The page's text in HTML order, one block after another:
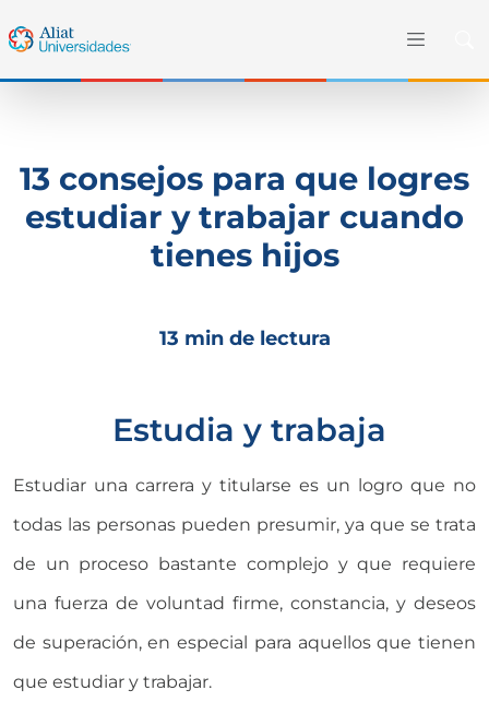
13 consejos para que logres
estudiar y trabajar cuando
tienes hijos
13 min de lectura
Estudia y trabaja
Estudiar una carrera y titularse es un logro que no
todas las personas pueden presumir, ya que se trata
de un proceso bastante complejo y que requiere
una fuerza de voluntad firme, constancia, y deseos
de superación, en especial para aquellos que tienen
que estudiar y trabajar.